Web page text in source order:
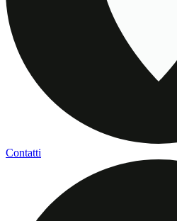
Contatti